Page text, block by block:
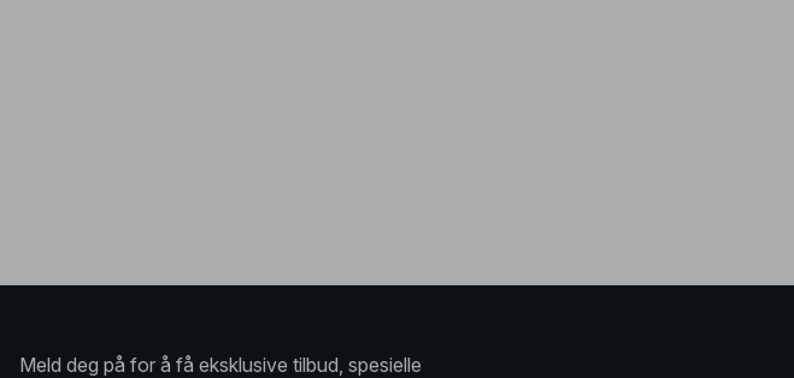
Meld deg på for å få eksklusive tilbud, spesielle